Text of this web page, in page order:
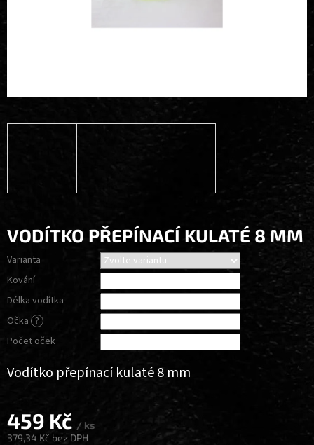
VODÍTKO PŘEPÍNACÍ KULATÉ 8 MM
459 Kč / ks
379,34 Kč bez DPH
Varianta
Kování
Délka vodítka
Očka ?
Počet oček
Vodítko přepínací kulaté 8 mm